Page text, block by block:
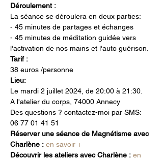
Déroulement :
La séance se déroulera en deux parties:
- 45 minutes de partages et échanges
- 45 minutes de méditation guidée vers
l'activation de nos mains et l'auto guérison.
Tarif :
38 euros /personne
Lieu:
Le mardi 2 juillet 2024, de 20:00 à 21:30.
A l'atelier du corps, 74000 Annecy
Des questions ? contactez-moi par SMS:
06 77 01 41 51
Réserver une séance de Magnétisme avec
Charlène : en savoir +
Découvrir les ateliers avec Charlène : en